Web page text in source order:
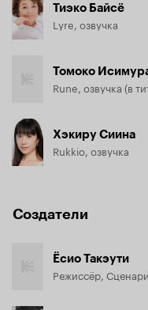
Тиэко Байсё
Lyre, озвучка
Томоко
Хэкиру Сиина
Rukkio, озвучка
Создатели
Ёсио Такэути
Режиссёр,